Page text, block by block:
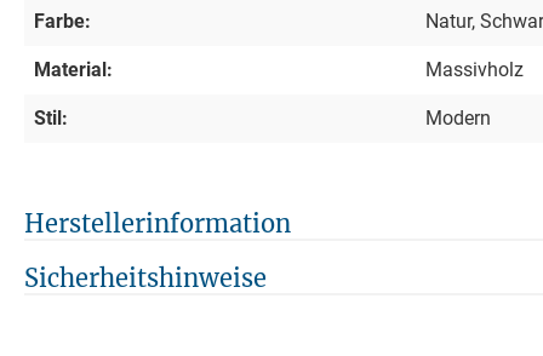
Farbe: Natur,
Material: Massivholz
Stil: Modern
Herstellerinformation
Sicherheitshinweise